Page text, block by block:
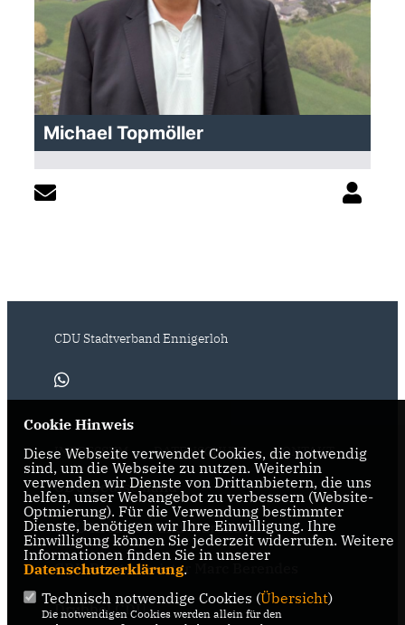
Michael Topmöller
CDU Stadtverband Ennigerloh
IMPRESSUM DATENSCHUTZ KONTAKT
CDU Deutschland
CDU Kreisverband Warendorf-
Beckum
CDU Bürgermeister Marc Berendes
Drubbel CDU
Cookie Hinweis
Diese Webseite verwendet Cookies, die notwendig
sind, um die Webseite zu nutzen. Weiterhin
verwenden wir Dienste von Drittanbietern, die uns
helfen, unser Webangebot zu verbessern (Website-
Optmierung). Für die Verwendung bestimmter
Dienste, benötigen wir Ihre Einwilligung. Ihre
Einwilligung können Sie jederzeit widerrufen. Weitere
Informationen finden Sie in unserer
Datenschutzerklärung.
Technisch notwendige Cookies (Übersicht)
Die notwendigen Cookies werden allein für den